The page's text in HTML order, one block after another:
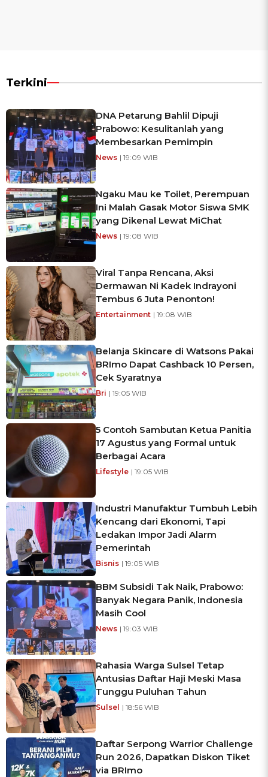
Terkini
DNA Petarung Bahlil Dipuji
Prabowo: Kesulitanlah yang
Membesarkan Pemimpin
News | 19:09 WIB
Ngaku Mau ke Toilet, Perempuan
Ini Malah Gasak Motor Siswa SMK
yang Dikenal Lewat MiChat
News | 19:08 WIB
Viral Tanpa Rencana, Aksi
Dermawan Ni Kadek Indrayoni
Tembus 6 Juta Penonton!
Entertainment | 19:08 WIB
Belanja Skincare di Watsons Pakai
BRImo Dapat Cashback 10 Persen,
Cek Syaratnya
Bri | 19:05 WIB
5 Contoh Sambutan Ketua Panitia
17 Agustus yang Formal untuk
Berbagai Acara
Lifestyle | 19:05 WIB
Industri Manufaktur Tumbuh Lebih
Kencang dari Ekonomi, Tapi
Ledakan Impor Jadi Alarm
Pemerintah
Bisnis | 19:05 WIB
BBM Subsidi Tak Naik, Prabowo:
Banyak Negara Panik, Indonesia
Masih Cool
News | 19:03 WIB
Rahasia Warga Sulsel Tetap
Antusias Daftar Haji Meski Masa
Tunggu Puluhan Tahun
Sulsel | 18:56 WIB
Daftar Serpong Warrior Challenge
Run 2026, Dapatkan Diskon Tiket
via BRImo